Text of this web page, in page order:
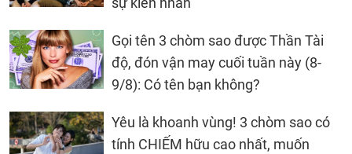
Gọi tên 3 chòm sao được Thần Tài
độ, đón vận may cuối tuần này (8-
9/8): Có tên bạn không?
Yêu là khoanh vùng! 3 chòm sao có
tính CHIẾM hữu cao nhất, muốn